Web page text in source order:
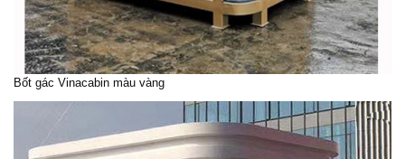
Bốt gác Vinacabin màu vàng